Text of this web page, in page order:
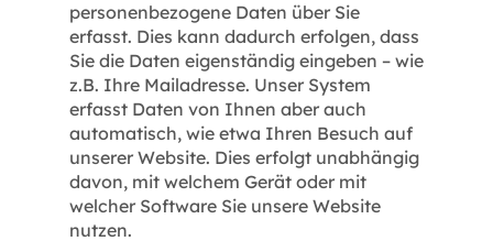
personenbezogene Daten über Sie
erfasst. Dies kann dadurch erfolgen, dass
Sie die Daten eigenständig eingeben – wie
z.B. Ihre Mailadresse. Unser System
erfasst Daten von Ihnen aber auch
automatisch, wie etwa Ihren Besuch auf
unserer Website. Dies erfolgt unabhängig
davon, mit welchem Gerät oder mit
welcher Software Sie unsere Website
nutzen.